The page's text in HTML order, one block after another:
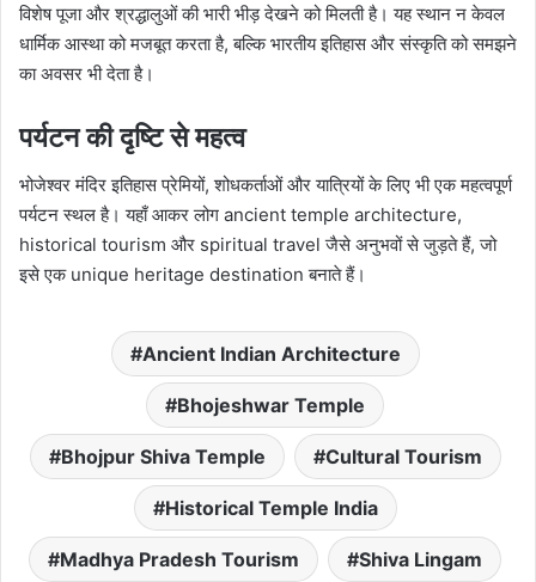
विशेष पूजा और श्रद्धालुओं की भारी भीड़ देखने को मिलती है। यह स्थान न केवल
धार्मिक आस्था को मजबूत करता है, बल्कि भारतीय इतिहास और संस्कृति को समझने
का अवसर भी देता है।
पर्यटन की दृष्टि से महत्व
भोजेश्वर मंदिर इतिहास प्रेमियों, शोधकर्ताओं और यात्रियों के लिए भी एक महत्वपूर्ण
पर्यटन स्थल है। यहाँ आकर लोग ancient temple architecture,
historical tourism और spiritual travel जैसे अनुभवों से जुड़ते हैं, जो
इसे एक unique heritage destination बनाते हैं।
Ancient Indian Architecture
Bhojeshwar Temple
Bhojpur Shiva Temple Cultural Tourism
Historical Temple India
Madhya Pradesh Tourism Shiva Lingam